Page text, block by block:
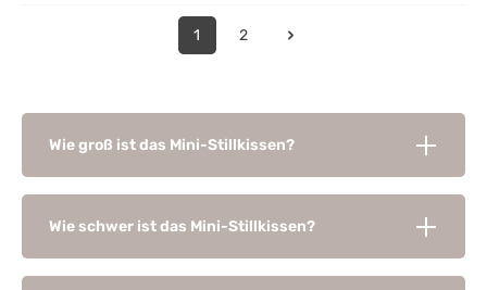
1 2
Wie groß ist das Mini-Stillkissen?
Wie schwer ist das Mini-Stillkissen?